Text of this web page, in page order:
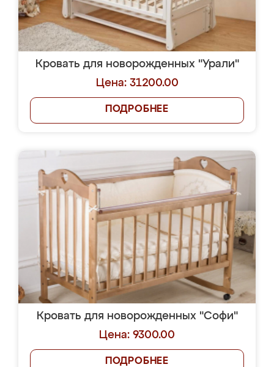
Кровать для новорожденных "Урали"
Цена: 31200.00
ПОДРОБНЕЕ
Кровать для новорожденных "Софи"
Цена: 9300.00
ПОДРОБНЕЕ